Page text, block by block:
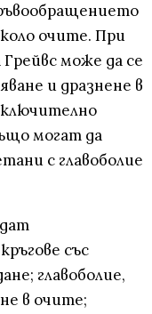
очите. При
може да се
и дразнене в
могат да
с главоболие
със
главоболие,
в очите;